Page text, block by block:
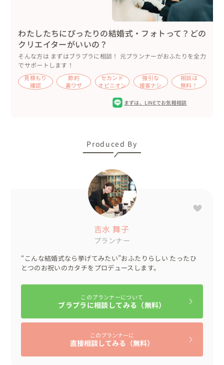
わたしたちにぴったりの結婚式・フォトって？どの
クリエイターがいいの？
そんな方は まずはブラプラに相談！ 元プランナーがおふたりを全力
でサポートします！
見積もり
確認
節約
裏ワザ
セカンド
オピニオン
強引な
接客ナシ
相談は
無料！
まずは、 LINEでお気軽相談
Produced By
吉水 舞子
プランナー
“こんな結婚式なら挙げてみたい”おふたりらしい たったひ
とつのお祝いのカタチをプロデュースします。
このプランナーについて
ブラプラに相談してみる（無料）
このプランナーに
直接相談してみる（無料）